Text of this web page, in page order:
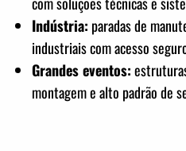
Indústria: paradas de
industriais com acesso
Grandes eventos:
montagem e alto padrão de